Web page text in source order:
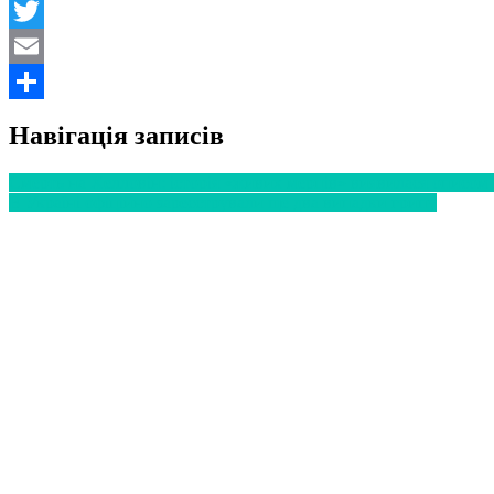
Facebook
Twitter
Email
Навігація записів